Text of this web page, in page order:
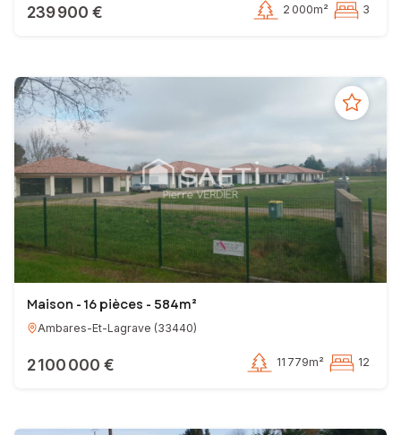
239 900 € 2 000m² 3
Maison - 16 pièces - 584m²
Ambares-Et-Lagrave (33440)
2 100 000 € 11 779m² 12